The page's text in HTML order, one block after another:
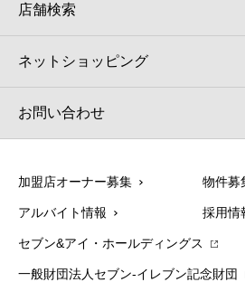
店舗検索
ネットショッピング
お問い合わせ
加盟店オーナー募集 物件募
アルバイト情報 採用情
セブン&アイ・ホールディングス
一般財団法人セブン-イレブン記念財団